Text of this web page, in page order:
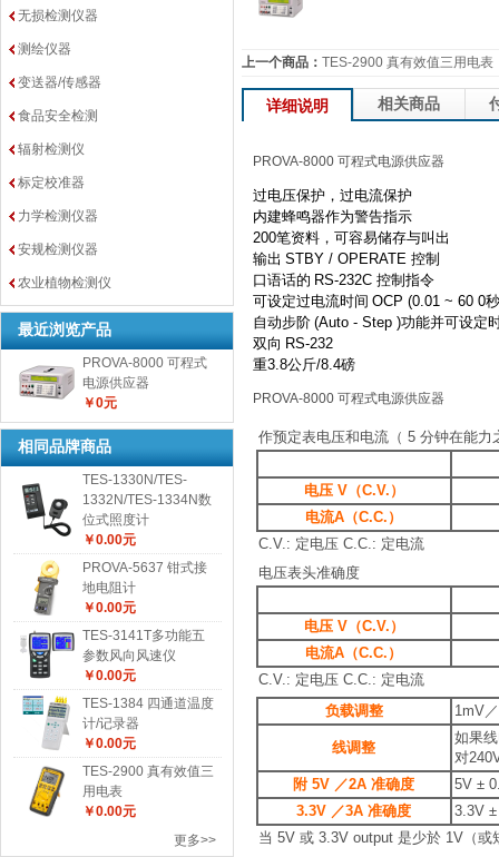
无损检测仪器
测绘仪器
变送器/传感器
食品安全检测
辐射检测仪
标定校准器
力学检测仪器
安规检测仪器
农业植物检测仪
最近浏览产品
PROVA-8000 可程式
电源供应器
￥0元
相同品牌商品
TES-1330N/TES-
1332N/TES-1334N数
位式照度计
￥0.00元
PROVA-5637 钳式接
地电阻计
￥0.00元
TES-3141T多功能五
参数风向风速仪
￥0.00元
TES-1384 四通道温度
计/记录器
￥0.00元
TES-2900 真有效值三
用电表
￥0.00元
更多>>
上一个商品： TES-2900 真有效值三用电表
详细说明 相关商品
PROVA-8000 可程式电源供应器
过电压保护，过电流保护
内建蜂鸣器作为警告指示
200笔资料，可容易储存与叫出
输出 STBY / OPERATE 控制
口语话的 RS-232C 控制指令
可设定过电流时间 OCP (0.01 ~ 60 0秒
自动步阶 (Auto - Step )功能并可设定
双向 RS-232
重3.8公斤/8.4磅
PROVA-8000 可程式电源供应器
作预定表电压和电流（ 5 分钟在能力
电压 V （C.V. ）
电流A （C.C. ）
C.V.: 定电压 C.C.: 定电流
电压表头准确度
电压 V （C.V. ）
电流A （C.C. ）
C.V.: 定电压 C.C.: 定电流
负载调整
1mV／
线调整
如果
对
附 5V ／2A 准确度
5V ±
3.3V ／3A 准确度
3.3V
当 5V 或 3.3V output 是少於 1V （